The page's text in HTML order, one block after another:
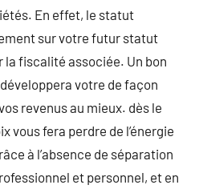
En effet, le statut
sur votre futur statut
la fiscalité associée. Un bon
votre de façon
revenus au mieux. dès le
vous fera perdre de l’énergie
à l’absence de séparation
et personnel, et en